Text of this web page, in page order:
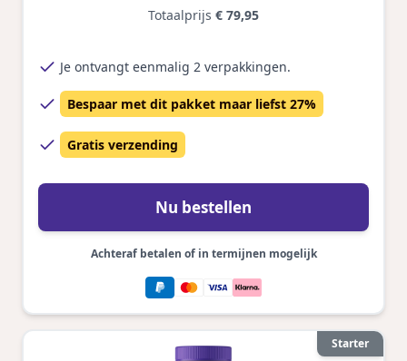
Starter
Totaalprijs € 79,95
Je ontvangt eenmalig 2 verpakkingen.
Bespaar met dit pakket maar liefst 27%
Gratis verzending
Nu bestellen
Achteraf betalen of in termijnen mogelijk